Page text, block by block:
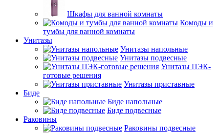
Шкафы для ванной комнаты
Комоды и
тумбы для ванной комнаты
Унитазы
Унитазы напольные
Унитазы подвесные
Унитазы ПЭК-
готовые решения
Унитазы приставные
Биде
Биде напольные
Биде подвесные
Раковины
Раковины подвесные